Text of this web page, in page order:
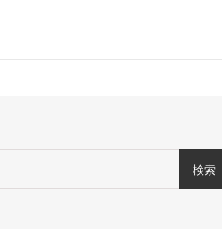
検索